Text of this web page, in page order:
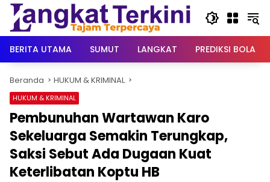
Langsung
konten
BERITA UTAMA
SUMUT LANGKAT PREDIKSI BOLA
Beranda HUKUM & KRIMINAL
HUKUM & KRIMINAL
Pembunuhan Wartawan Karo
Sekeluarga Semakin Terungkap,
Saksi Sebut Ada Dugaan Kuat
Keterlibatan Koptu HB